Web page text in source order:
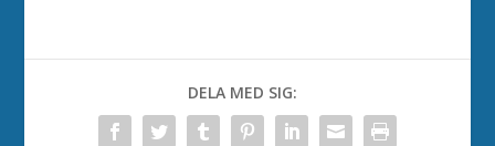
DELA MED SIG: